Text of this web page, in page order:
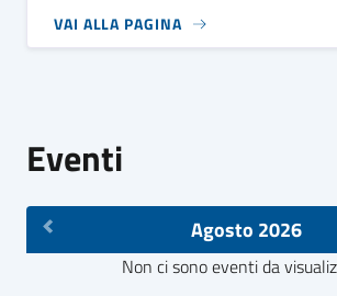
VAI ALLA PAGINA
Eventi
Agosto 2026
Non ci sono eventi da